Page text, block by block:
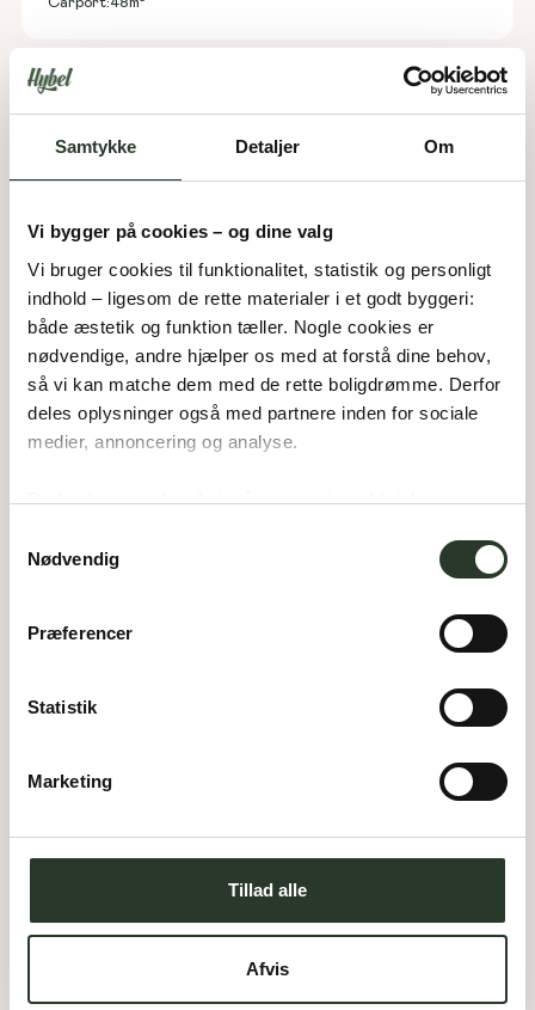
Samtykke Detaljer Om
Vi bygger på cookies – og dine valg
Vi bruger cookies til funktionalitet, statistik og personligt
indhold – ligesom de rette materialer i et godt byggeri:
både æstetik og funktion tæller. Nogle cookies er
nødvendige, andre hjælper os med at forstå dine behov,
så vi kan matche dem med de rette boligdrømme. Derfor
deles oplysninger også med partnere inden for sociale
medier, annoncering og analyse.
Du bestemmer, hvad vi må gemme i værktøjskassen –
Nødvendig
Præferencer
Statistik
Marketing
Tillad alle
Afvis
F 165-E
Type:Forskudt hus
Areal:165m²
Værelser:
Garage:56m²
Type:Forskudt hus